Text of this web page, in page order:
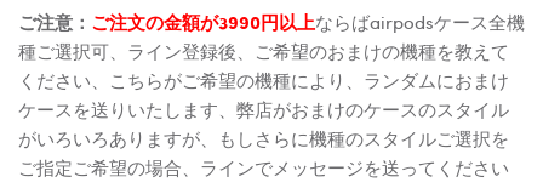
ご注意： ご注文の金額が3990円以上ならばairpodsケース全機
種ご選択可、ライン登録後、ご希望のおまけの機種を教えて
ください、こちらがご希望の機種により、ランダムにおまけ
ケースを送りいたします、弊店がおまけのケースのスタイル
がいろいろありますが、もしさらに機種のスタイルご選択を
ご指定ご希望の場合、ラインでメッセージを送ってください